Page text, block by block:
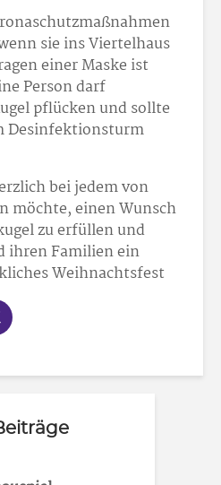
sie ins Viertelhaus
einer Maske ist
Person darf
pflücken und sollte
Desinfektionsturm
bei jedem von
möchte, einen Wunsch
zu erfüllen und
ihren Familien ein
Weihnachtsfest